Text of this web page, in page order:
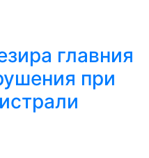
главния
при